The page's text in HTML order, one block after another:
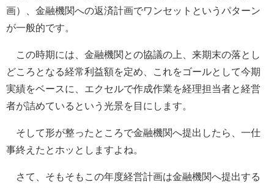
画）、金融機関への返済計画でワンセットというパターン
が一般的です。
この時期には、金融機関との協議の上、来期末の落とし
どころとなる経常利益額を定め、これをゴールとして今期
実績をベースに、エクセルで作成作業を経理担当者と経営
者が詰めているという光景を目にします。
そして形が整ったところで金融機関へ提出したら、一仕
事終えたとホッとしますよね。
さて、そもそもこの年度経営計画は金融機関へ提出する